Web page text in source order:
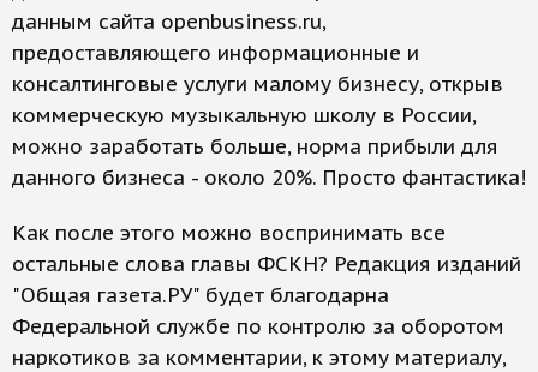
данным сайта openbusiness.ru,
предоставляющего информационные и
консалтинговые услуги малому бизнесу, открыв
коммерческую музыкальную школу в России,
можно заработать больше, норма прибыли для
данного бизнеса - около 20%. Просто фантастика!
Как после этого можно воспринимать все
остальные слова главы ФСКН? Редакция изданий
"Общая газета.РУ" будет благодарна
Федеральной службе по контролю за оборотом
наркотиков за комментарии, к этому материалу,